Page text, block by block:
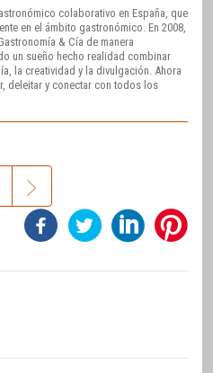
colaborativo en España, que
en el ámbito gastronómico. En 2008,
& Cía de manera
un sueño hecho realidad combinar
la creatividad y la divulgación. Ahora
deleitar y conectar con todos los